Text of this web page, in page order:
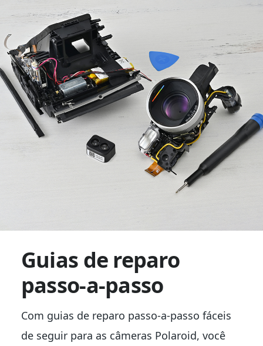
Guias de reparo
passo-a-passo
Com guias de reparo passo-a-passo fáceis
de seguir para as câmeras Polaroid, você